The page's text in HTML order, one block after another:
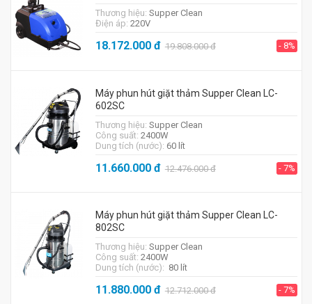
Thương hiệu: Supper Clean
Điện áp: 220V
18.172.000đ 19.808.000đ - 8%
Máy phun hút giặt thảm Supper Clean LC-
602SC
Thương hiệu: Supper Clean
Công suất: 2400W
Dung tích (nước): 60 lít
11.660.000đ 12.476.000đ - 7%
Máy phun hút giặt thảm Supper Clean LC-
802SC
Thương hiệu: Supper Clean
Công suất: 2400W
Dung tích (nước): 80 lít
11.880.000đ 12.712.000đ - 7%